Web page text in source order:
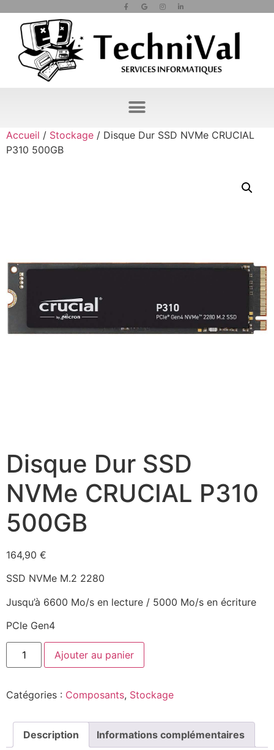
Accueil / Stockage / Disque Dur SSD NVMe CRUCIAL
P310 500GB
Disque Dur SSD
NVMe CRUCIAL P310
500GB
164,90 €
SSD NVMe M.2 2280
Jusqu’à 6600 Mo/s en lecture / 5000 Mo/s en écriture
PCIe Gen4
Ajouter au panier
Catégories : Composants, Stockage
Description Informations complémentaires